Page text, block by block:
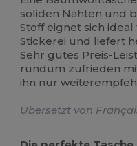
soliden Nähten und
Stoff eignet sich
Stickerei und liefert
Sehr gutes Preis-
rundum zufrieden
ihn nur
Übersetzt von